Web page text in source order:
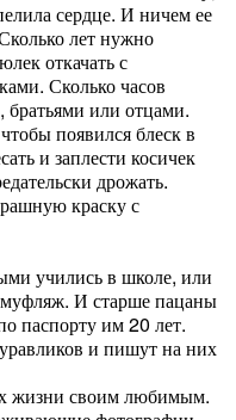
сердце. И ничем ее
лет нужно
откачать с
Сколько часов
братьями или отцами.
появился блеск в
и заплести косичек
дрожать.
краску с
учились в школе, или
И старше пацаны
паспорту им 20 лет.
и пишут на них
жизни своим любимым.